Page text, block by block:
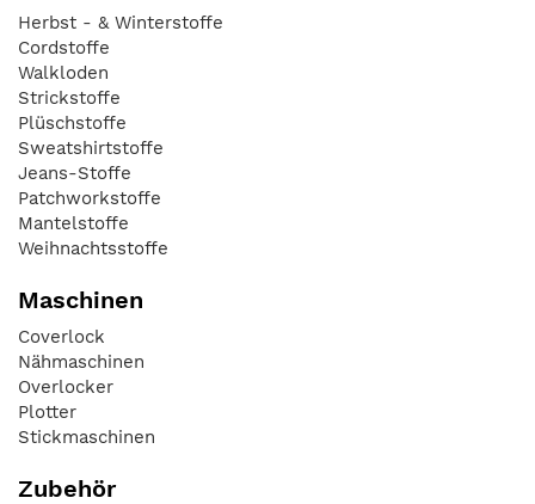
Herbst - & Winterstoffe
Cordstoffe
Walkloden
Strickstoffe
Plüschstoffe
Sweatshirtstoffe
Jeans-Stoffe
Patchworkstoffe
Mantelstoffe
Weihnachtsstoffe
Maschinen
Coverlock
Nähmaschinen
Overlocker
Plotter
Stickmaschinen
Zubehör